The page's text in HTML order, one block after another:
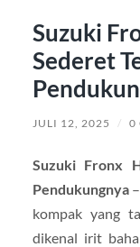
Suzuki
Sederet
JULI 12, 2025 / 0
Suzuki Fronx
Pendukungnya–
kompak yang
dikenal irit